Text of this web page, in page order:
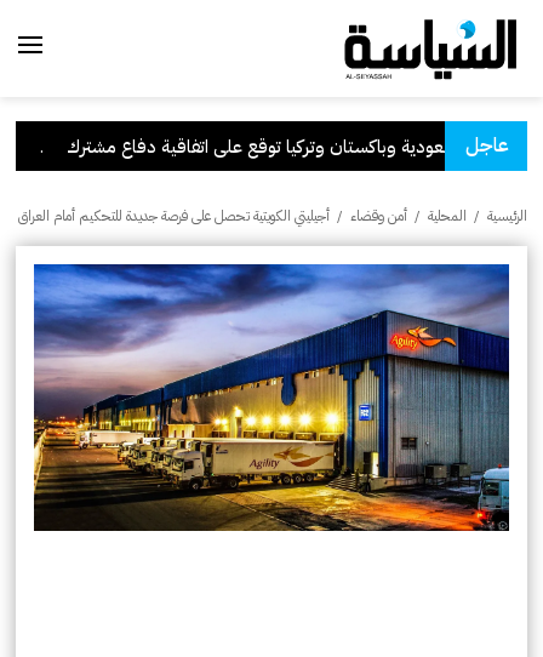
عاجل
السعودية وباكستان وتركيا توقع على اتفاقية دفاع مشترك .
الرئيسية / المحلية / أمن وقضاء / أجيليتي الكويتية تحصل على فرصة جديدة للتحكيم أمام العراق